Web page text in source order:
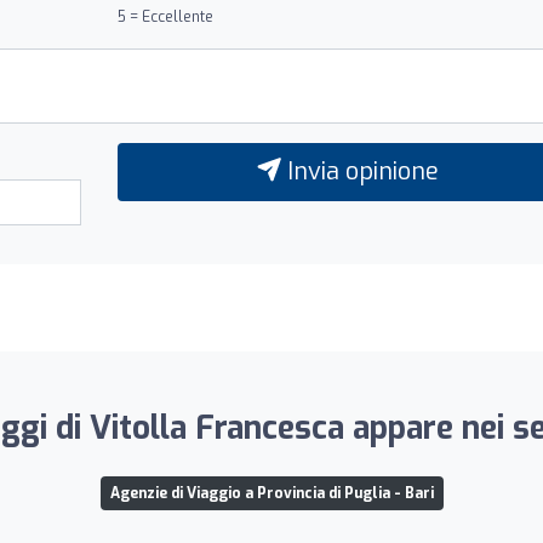
5 = Eccellente
Invia opinione
di Vitolla Francesca appare nei
Agenzie di Viaggio a Provincia di Puglia - Bari